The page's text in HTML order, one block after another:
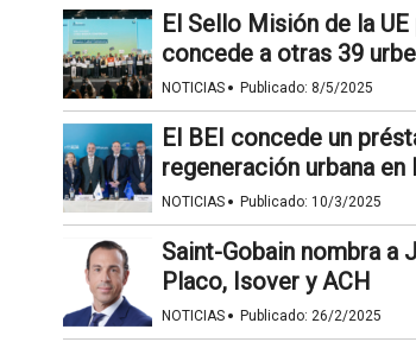
El Sello Misión de la
concede a otras 39
NOTICIAS · Publicado: 8/5/2025
El BEI concede un
regeneración urbana en
NOTICIAS · Publicado: 10/3/2025
Saint-Gobain nombra
Placo, Isover y ACH
NOTICIAS · Publicado: 26/2/2025